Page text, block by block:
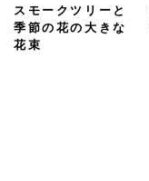
スモークツリーと
季節の花の大きな
花束